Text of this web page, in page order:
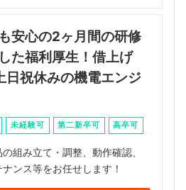
安心の2ヶ月間の研修
た福利厚生！借上げ
日祝休みの機電エンジ
未経験可 第二新卒可 高卒可
組み立て・調整、動作確認、
ンス等をお任せします！